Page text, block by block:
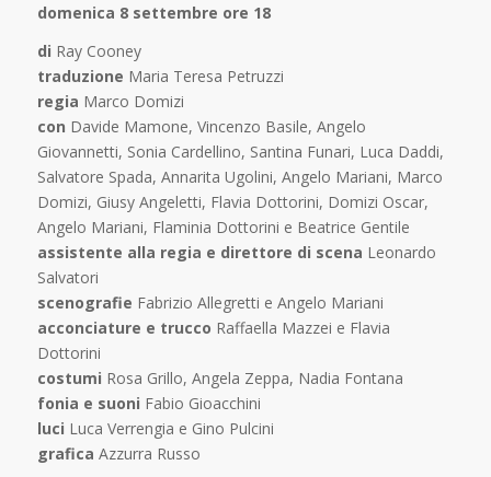
domenica 8 settembre ore 18
di Ray Cooney
traduzione Maria Teresa Petruzzi
regia Marco Domizi
con Davide Mamone, Vincenzo Basile, Angelo
Giovannetti, Sonia Cardellino, Santina Funari, Luca Daddi,
Salvatore Spada, Annarita Ugolini, Angelo Mariani, Marco
Domizi, Giusy Angeletti, Flavia Dottorini, Domizi Oscar,
Angelo Mariani, Flaminia Dottorini e Beatrice Gentile
assistente alla regia e direttore di scena Leonardo
Salvatori
scenografie Fabrizio Allegretti e Angelo Mariani
acconciature e trucco Raffaella Mazzei e Flavia
Dottorini
costumi Rosa Grillo, Angela Zeppa, Nadia Fontana
fonia e suoni Fabio Gioacchini
luci Luca Verrengia e Gino Pulcini
grafica Azzurra Russo